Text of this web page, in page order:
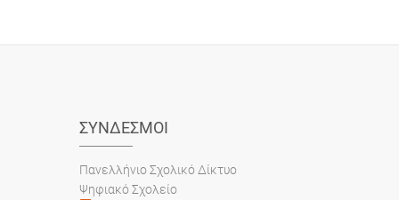
ΣΎΝΔΕΣΜΟΙ
Πανελλήνιο Σχολικό Δίκτυο
Ψηφιακό Σχολείο